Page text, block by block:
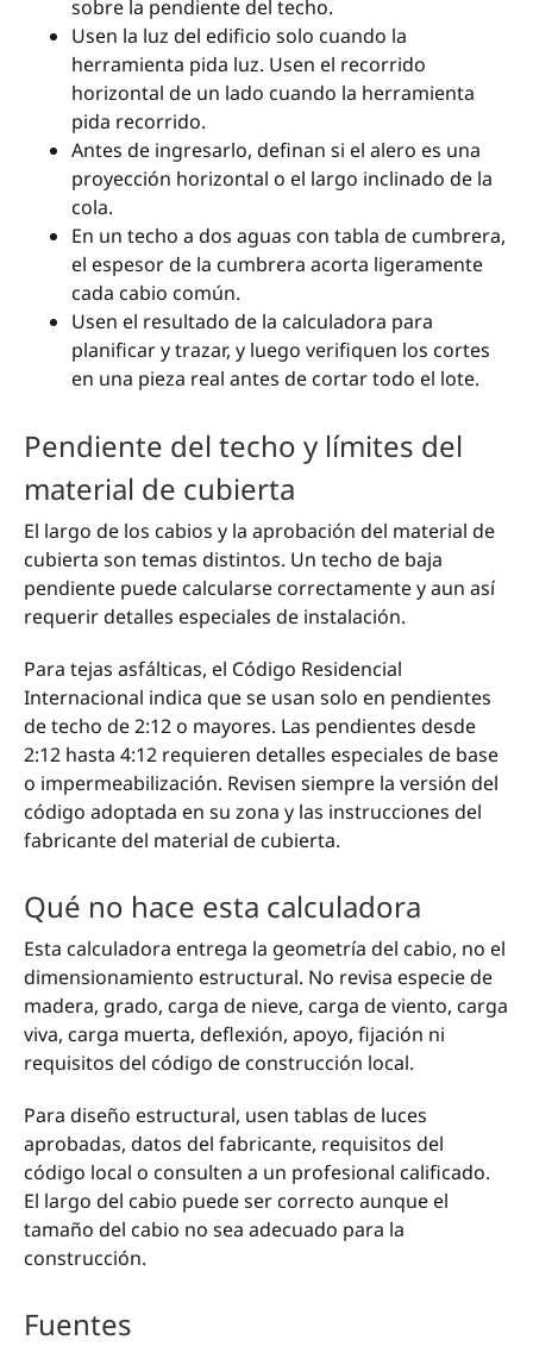
sobre la pendiente del techo.
Usen la luz del edificio solo cuando la
herramienta pida luz. Usen el recorrido
horizontal de un lado cuando la herramienta
pida recorrido.
Antes de ingresarlo, definan si el alero es una
proyección horizontal o el largo inclinado de la
cola.
En un techo a dos aguas con tabla de cumbrera,
el espesor de la cumbrera acorta ligeramente
cada cabio común.
Usen el resultado de la calculadora para
planificar y trazar, y luego verifiquen los cortes
en una pieza real antes de cortar todo el lote.
Pendiente del techo y límites del
material de cubierta
El largo de los cabios y la aprobación del material de
cubierta son temas distintos. Un techo de baja
pendiente puede calcularse correctamente y aun así
requerir detalles especiales de instalación.
Para tejas asfálticas, el Código Residencial
Internacional indica que se usan solo en pendientes
de techo de 2:12 o mayores. Las pendientes desde
2:12 hasta 4:12 requieren detalles especiales de base
o impermeabilización. Revisen siempre la versión del
código adoptada en su zona y las instrucciones del
fabricante del material de cubierta.
Qué no hace esta calculadora
Esta calculadora entrega la geometría del cabio, no el
dimensionamiento estructural. No revisa especie de
madera, grado, carga de nieve, carga de viento, carga
viva, carga muerta, deflexión, apoyo, fijación ni
requisitos del código de construcción local.
Para diseño estructural, usen tablas de luces
aprobadas, datos del fabricante, requisitos del
código local o consulten a un profesional calificado.
El largo del cabio puede ser correcto aunque el
tamaño del cabio no sea adecuado para la
construcción.
Fuentes